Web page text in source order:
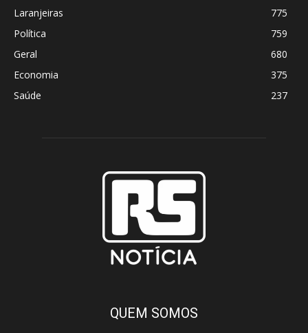
Laranjeiras
775
Política
759
Geral
680
Economia
375
Saúde
237
QUEM SOMOS